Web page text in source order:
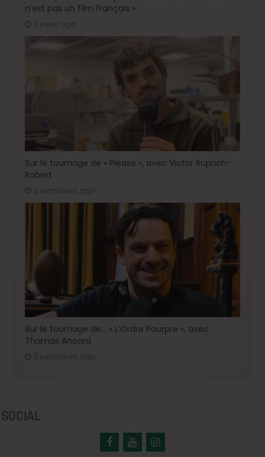
n’est pas un film français ».
2 jours ago
Sur le tournage de « Please », avec Victor Ruprich-
Robert
2 semaines ago
Sur le tournage de… « L’Ordre Pourpre », avec
Thomas Ancora
3 semaines ago
SOCIAL